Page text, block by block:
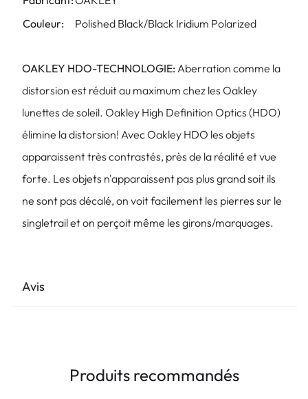
Couleur:
Polished Black/Black Iridium Polarized
OAKLEY HDO-TECHNOLOGIE: Aberration comme la
distorsion est réduit au maximum chez les Oakley
lunettes de soleil. Oakley High Definition Optics (HDO)
élimine la distorsion! Avec Oakley HDO les objets
apparaissent très contrastés, près de la réalité et vue
forte. Les objets n'apparaissent pas plus grand soit ils
ne sont pas décalé, on voit facilement les pierres sur le
singletrail et on perçoit même les girons/marquages.
Avis
Produits recommandés